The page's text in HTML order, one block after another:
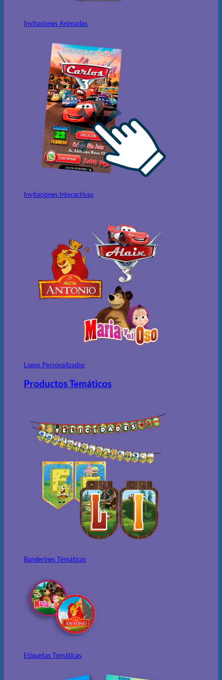
Invitaciones Animadas
Invitaciones Interactivas
Logos Personalizados
Productos Temáticos
Banderines Temáticos
Etiquetas Temáticas